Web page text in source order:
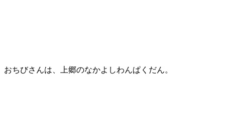
おちびさんは、上郷のなかよしわんぱくだん。